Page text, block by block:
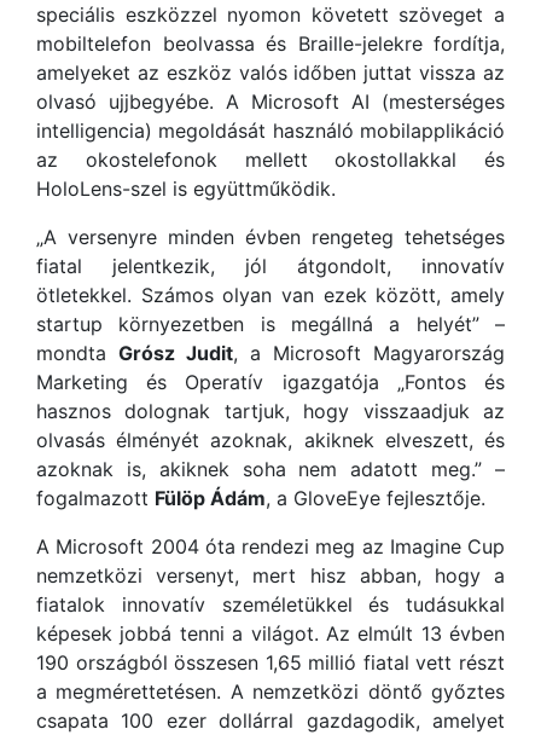
speciális eszközzel nyomon követett szöveget a
mobiltelefon beolvassa és Braille-jelekre fordítja,
amelyeket az eszköz valós időben juttat vissza az
olvasó ujjbegyébe. A Microsoft AI (mesterséges
intelligencia) megoldását használó mobilapplikáció
az okostelefonok mellett okostollakkal és
HoloLens-szel is együttműködik.
„A versenyre minden évben rengeteg tehetséges
fiatal jelentkezik, jól átgondolt, innovatív
ötletekkel. Számos olyan van ezek között, amely
startup környezetben is megállná a helyét” –
mondta Grósz Judit, a Microsoft Magyarország
Marketing és Operatív igazgatója „Fontos és
hasznos dolognak tartjuk, hogy visszaadjuk az
olvasás élményét azoknak, akiknek elveszett, és
azoknak is, akiknek soha nem adatott meg.” –
fogalmazott Fülöp Ádám, a GloveEye fejlesztője.
A Microsoft 2004 óta rendezi meg az Imagine Cup
nemzetközi versenyt, mert hisz abban, hogy a
fiatalok innovatív személetükkel és tudásukkal
képesek jobbá tenni a világot. Az elmúlt 13 évben
190 országból összesen 1,65 millió fiatal vett részt
a megmérettetésen. A nemzetközi döntő győztes
csapata 100 ezer dollárral gazdagodik, amelyet